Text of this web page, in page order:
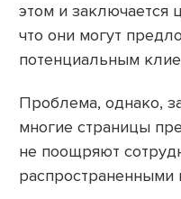
этом и заключается
что они могут
потенциальным
Проблема, однако,
многие страницы
не поощряют
распространенными